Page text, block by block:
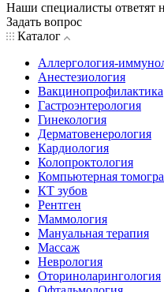
Наши специалисты ответят
Задать вопрос
Каталог
Аллергология-
Анестезиология
Вакцинопрофилактика
Гастроэнтерология
Гинекология
Дерматовенерология
Кардиология
Колопроктология
Компьютерная
КТ зубов
Рентген
Маммология
Мануальная терапия
Массаж
Неврология
Оториноларингология